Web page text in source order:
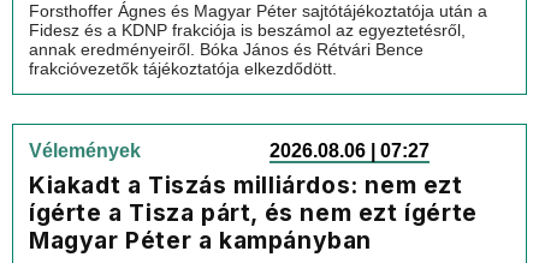
Forsthoffer Ágnes és Magyar Péter sajtótájékoztatója után a
Fidesz és a KDNP frakciója is beszámol az egyeztetésről,
annak eredményeiről. Bóka János és Rétvári Bence
frakcióvezetők tájékoztatója elkezdődött.
Vélemények 2026.08.06 | 07:27
Kiakadt a Tiszás milliárdos: nem ezt
ígérte a Tisza párt, és nem ezt ígérte
Magyar Péter a kampányban